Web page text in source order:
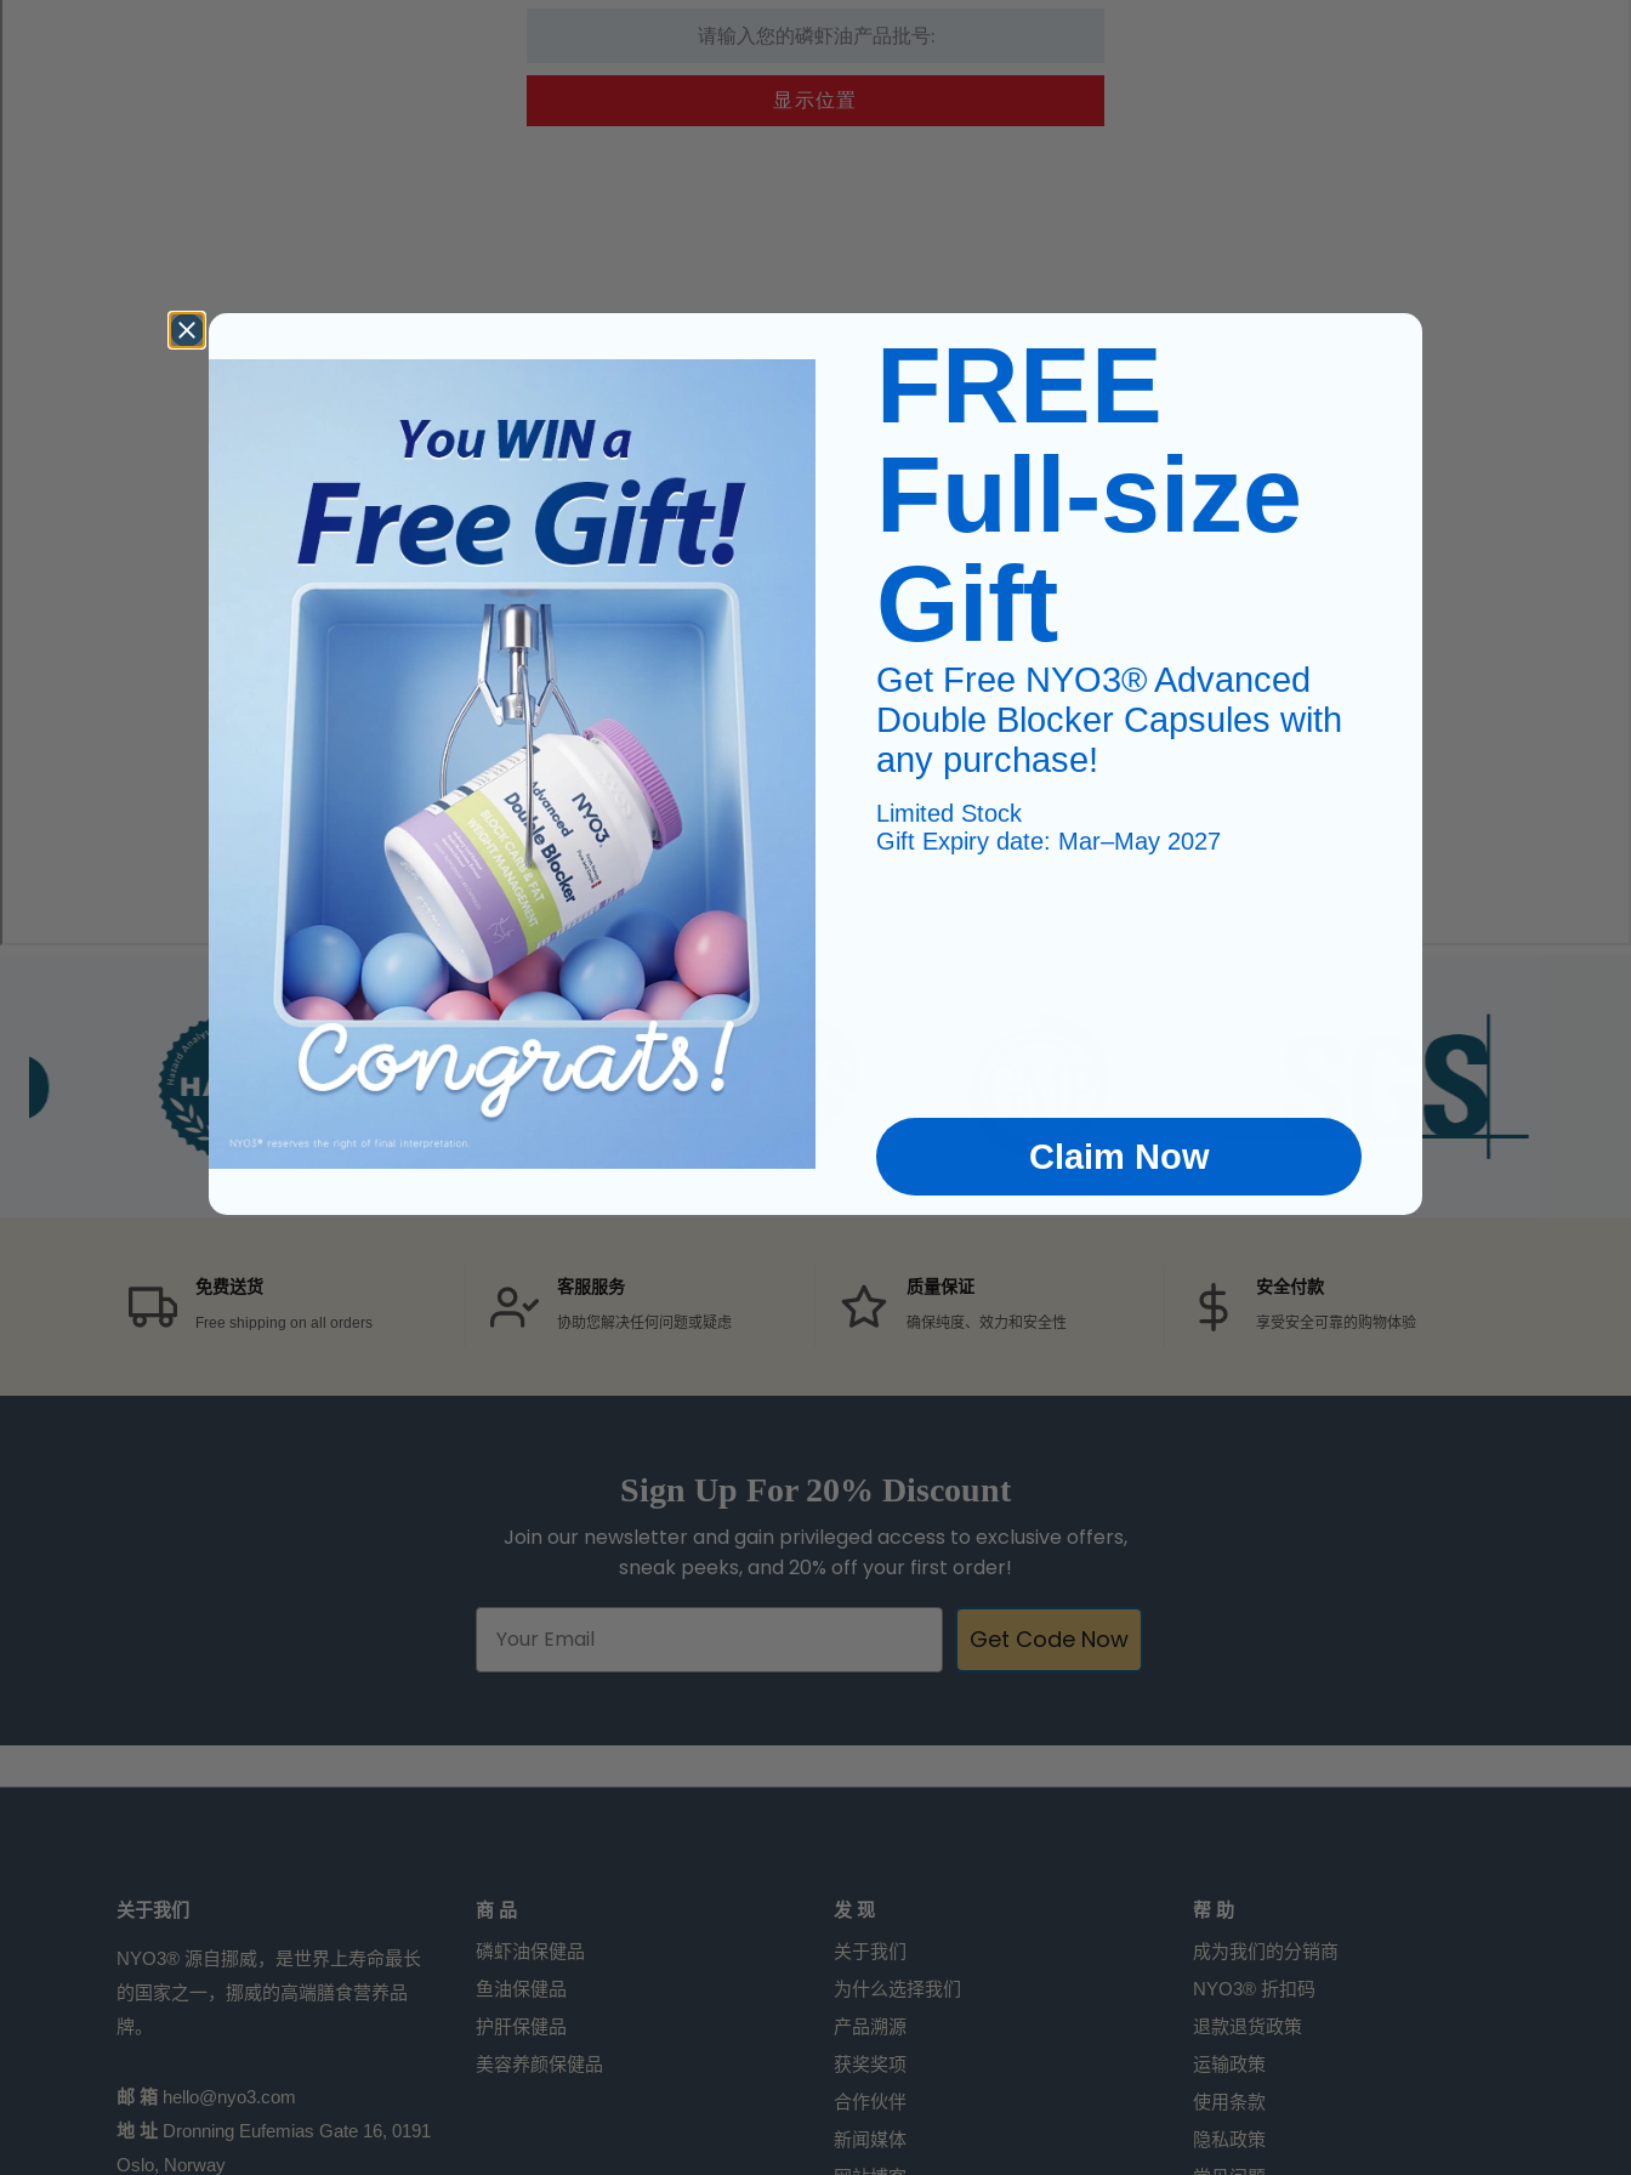
免费送货
Free shipping on all orders
客服服务
协助您解决任何问题或疑虑
质量保证
确保纯度、效力和安全性
安全付款
享受安全可靠的购物体验
Sign Up For 20% Discount
Join our newsletter and gain privileged access to exclusive offers,
sneak peeks, and 20% off your first order!
Get Code Now
关于我们
NYO3® 源自挪威，是世界上寿命最长
的国家之一，挪威的高端膳食营养品
牌。
邮 箱 hello@nyo3.com
地 址 Dronning Eufemias Gate 16, 0191
Oslo, Norway
商 品
磷虾油保健品
鱼油保健品
护肝保健品
美容养颜保健品
发 现
关于我们
为什么选择我们
产品溯源
获奖奖项
合作伙伴
新闻媒体
帮 助
成为我们的分销商
NYO3® 折扣码
退款退货政策
运输政策
使用条款
隐私政策
FREE
Full-size
Gift
Get Free NYO3® Advanced
Double Blocker Capsules with
any purchase!
Limited Stock
Gift Expiry date: Mar–May 2027
Claim Now